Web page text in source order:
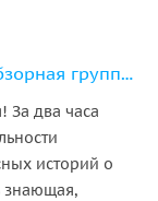
Ориентируемся во Флоренции — обзорная групповая экскурсия
За два часа
историй о
знающая,